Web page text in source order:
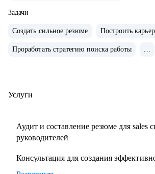
• 300+ карьерных консультаций
• Составить резюме и оцифровать
рекомендации.
• Выстроить эффективное управление
• Подготовиться к полугодовому/
переговорам с руководителем.
Задачи
Создать сильное резюме Построить
Проработать стратегию поиска работы ...
Услуги
Аудит и составление резюме для sales
руководителей
Консультация для создания